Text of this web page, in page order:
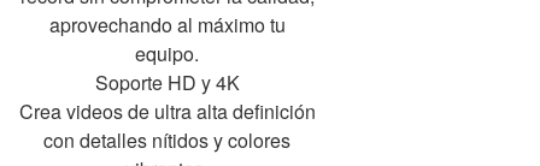
aprovechando al máximo tu
equipo.
Soporte HD y 4K
Crea videos de ultra alta definición
con detalles nítidos y colores